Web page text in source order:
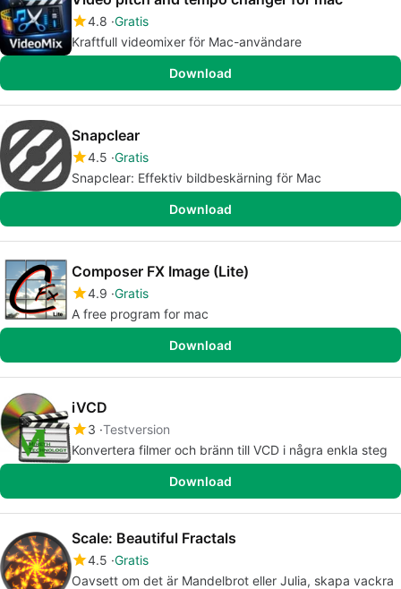
4.8 Gratis
Kraftfull videomixer för Mac-användare
Download
Snapclear
4.5 Gratis
Snapclear: Effektiv bildbeskärning för Mac
Download
Composer FX Image (Lite)
4.9 Gratis
A free program for mac
Download
iVCD
3 Testversion
Konvertera filmer och bränn till VCD i några enkla steg
Download
Scale: Beautiful Fractals
4.5 Gratis
Oavsett om det är Mandelbrot eller Julia, skapa vackra